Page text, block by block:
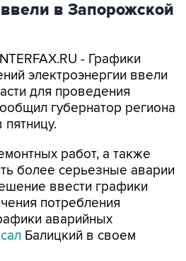
в Запорожской
- Графики
электроэнергии ввели
для проведения
губернатор региона
работ, а также
более серьезные аварии
ввести графики
потребления
аварийных
Балицкий в своем